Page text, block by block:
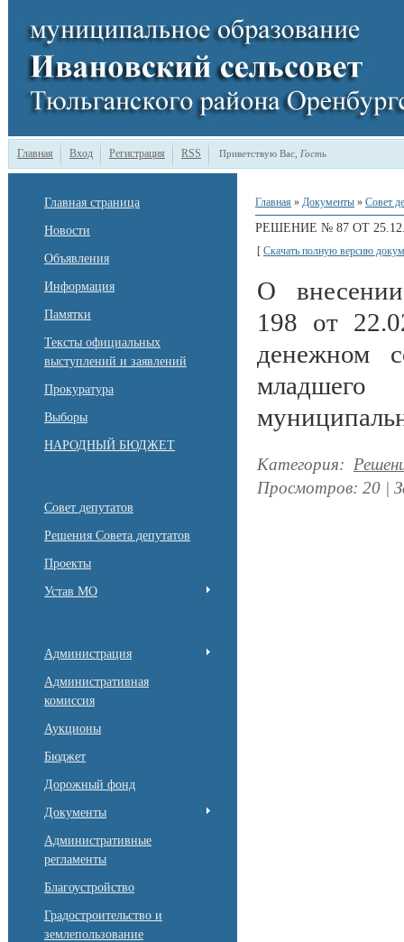
Главная Вход Регистрация RSS Приветствую Вас Гость
Главная страница
Новости
Объявления
Информация
Памятки
Тексты официальных
выступлений и заявлений
Прокуратура
Выборы
НАРОДНЫЙ БЮДЖЕТ
Совет депутатов
Решения Совета депутатов
Проекты
Устав МО
Администрация
Административная
комиссия
Аукционы
Бюджет
Дорожный фонд
Документы
Административные
регламенты
Благоустройство
Градостроительство и
землепользование
Главная » Документы » Совет
РЕШЕНИЕ № 87 ОТ
[ Скачать полную версию
О
198 от
денежном
Категория:
Просмотров: 20 |